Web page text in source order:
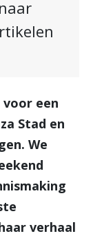
een
Stad en
We
verhaal